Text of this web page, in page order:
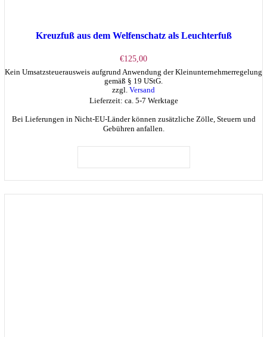
Kreuzfuß aus dem Welfenschatz als Leuchterfuß
€125,00
Kein Umsatzsteuerausweis aufgrund Anwendung der Kleinunternehmerregelung
gemäß § 19 UStG.
zzgl. Versand
Lieferzeit: ca. 5-7 Werktage
Bei Lieferungen in Nicht-EU-Länder können zusätzliche Zölle, Steuern und
Gebühren anfallen.